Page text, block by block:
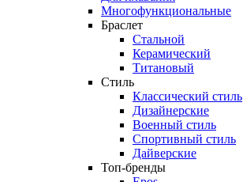
Многофункциональные
Браслет
Стальной
Керамический
Титановый
Стиль
Классический стиль
Дизайнерские
Военный стиль
Спортивный стиль
Дайверские
Топ-бренды